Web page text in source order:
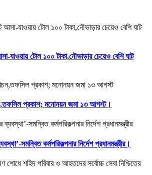
যাওয়ায় টোল ১০০ টাকা,নৌভাড়ার চেয়েও বেশি ঘাট
প্রকাশ; মনোনয়ন জমা ১৩ আগস্ট।
সমন্বিত কর্মপরিকল্পনার নির্দেশ প্রধানমন্ত্রীর।